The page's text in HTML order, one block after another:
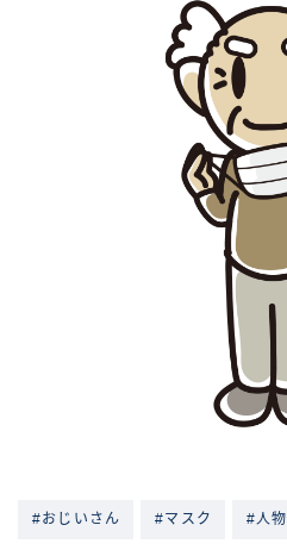
#おじいさん #マスク #人物